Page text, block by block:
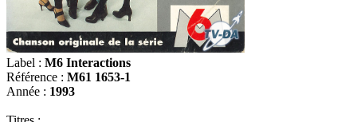
Label : M6 Interactions
Référence : M61 1653-1
Année : 1993